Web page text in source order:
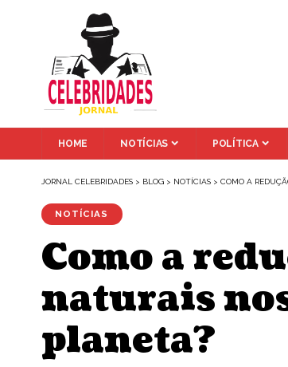
HOME NOTÍCIAS POLÍTICA
JORNAL CELEBRIDADES > BLOG > NOTÍCIAS > COMO A
NOTÍCIAS
Como a
naturais
planeta?